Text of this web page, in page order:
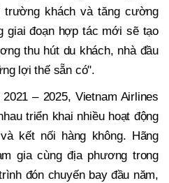
khách và tăng cường
giai đoạn hợp tác mới sẽ tạo
thu hút du khách, nhà đầu
lợi thế sẵn có".
– 2025, Vietnam Airlines
triển khai nhiều hoạt động
kết nối hàng không. Hãng
gia cùng địa phương trong
đón chuyến bay đầu năm,